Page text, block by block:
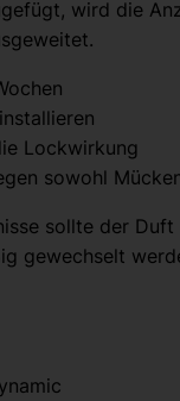
wird die
Lockwirkung
sowohl
sollte der
gewechselt